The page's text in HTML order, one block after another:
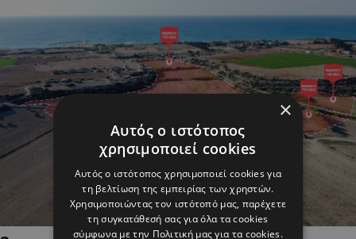
×
Αυτός ο ιστότοπος
χρησιμοποιεί cookies
Αυτός ο ιστότοπος χρησιμοποιεί cookies για
τη βελτίωση της εμπειρίας των χρηστών.
Χρησιμοποιώντας τον ιστότοπό μας, παρέχετε
τη συγκατάθεσή σας για όλα τα cookies
σύμφωνα με την Πολιτική μας για τα cookies.